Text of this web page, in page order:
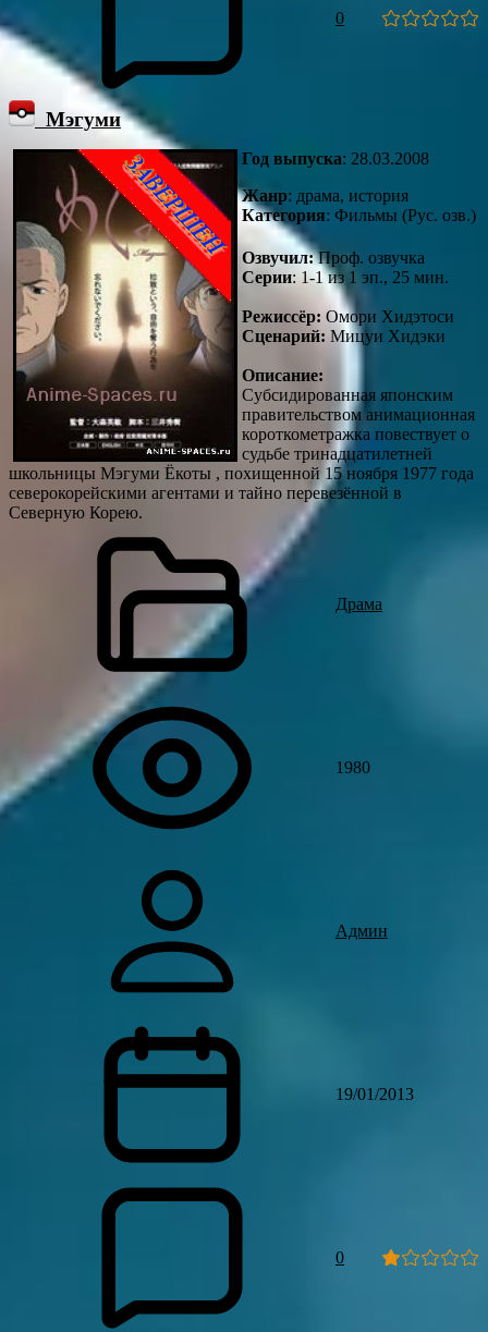
0
Мэгуми
Год выпуска: 28.03.2008
Жанр: драма, история
Категория: Фильмы (Рус. озв.)
Озвучил:Проф. озвучка
Серии: 1-1 из 1 эп., 25 мин.
Режиссёр: Омори Хидэтоси
Сценарий: Мицуи Хидэки
Описание:
Субсидированная японским
правительством анимационная
короткометражка повествует о
судьбе тринадцатилетней
школьницы Мэгуми Ёкоты , похищенной 15 ноября 1977 года
северокорейскими агентами и тайно перевезённой в
Северную Корею.
Драма
1980
Админ
19/01/2013
0